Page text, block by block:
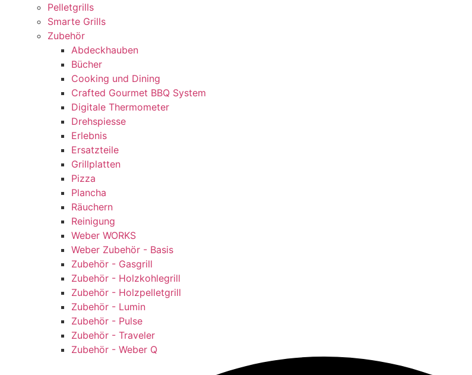
Pelletgrills
Smarte Grills
Zubehör
Abdeckhauben
Bücher
Cooking und Dining
Crafted Gourmet BBQ System
Digitale Thermometer
Drehspiesse
Erlebnis
Ersatzteile
Grillplatten
Pizza
Plancha
Räuchern
Reinigung
Weber WORKS
Weber Zubehör - Basis
Zubehör - Gasgrill
Zubehör - Holzkohlegrill
Zubehör - Holzpelletgrill
Zubehör - Lumin
Zubehör - Pulse
Zubehör - Traveler
Zubehör - Weber Q